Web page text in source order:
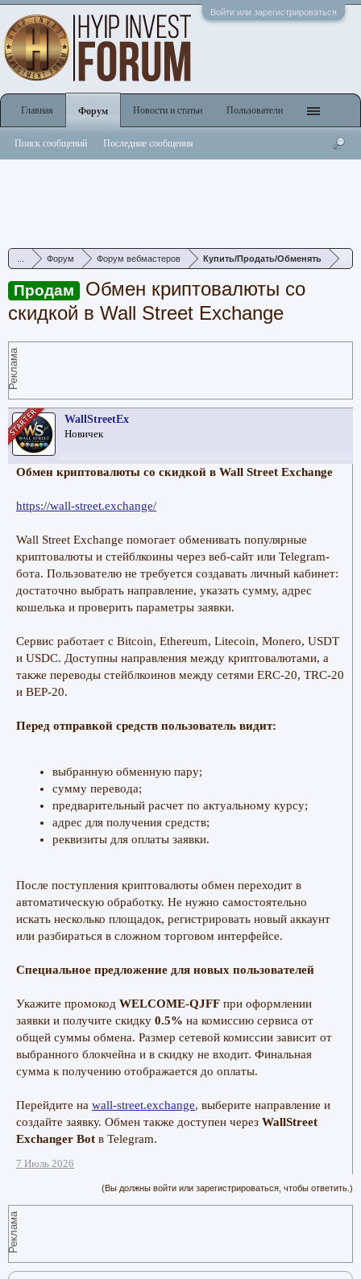
Войти или зарегистрироваться
Форум Форум вебмастеров Купить/Продать/Обменять
Продам
Обмен криптовалюты со
скидкой в Wall Street Exchange
Реклама
WallStreetEx
Новичек
Обмен криптовалюты со скидкой в Wall Street Exchange
https://wall-street.exchange/
Wall Street Exchange помогает обменивать популярные
криптовалюты и стейблкоины через веб-сайт или Telegram-
бота. Пользователю не требуется создавать личный кабинет:
достаточно выбрать направление, указать сумму, адрес
кошелька и проверить параметры заявки.
Сервис работает с Bitcoin, Ethereum, Litecoin, Monero, USDT
и USDC. Доступны направления между криптовалютами, а
также переводы стейблкоинов между сетями ERC-20, TRC-20
и BEP-20.
Перед отправкой средств пользователь видит:
выбранную обменную пару;
сумму перевода;
предварительный расчет по актуальному курсу;
адрес для получения средств;
реквизиты для оплаты заявки.
После поступления криптовалюты обмен переходит в
автоматическую обработку. Не нужно самостоятельно
искать несколько площадок, регистрировать новый аккаунт
или разбираться в сложном торговом интерфейсе.
Специальное предложение для новых пользователей
Укажите промокод WELCOME-QJFF при оформлении
заявки и получите скидку 0.5% на комиссию сервиса от
общей суммы обмена. Размер сетевой комиссии зависит от
выбранного блокчейна и в скидку не входит. Финальная
сумма к получению отображается до оплаты.
Перейдите на wall-street.exchange, выберите направление и
создайте заявку. Обмен также доступен через WallStreet
Exchanger Bot в Telegram.
7 Июль 2026
(Вы должны войти или зарегистрироваться, чтобы ответить.)
Реклама
Главная Форум
Поиск сообщений Последние сообщения
Новости и статьи Пользователи